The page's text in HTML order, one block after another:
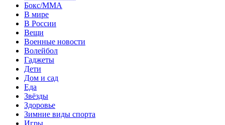
Бокс/MMA
В мире
В России
Вещи
Военные новости
Волейбол
Гаджеты
Дети
Дом и сад
Еда
Звёзды
Здоровье
Зимние виды спорта